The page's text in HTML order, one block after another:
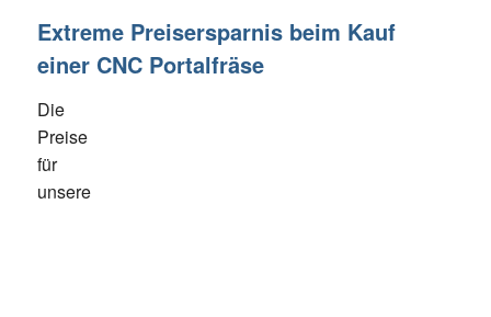
Extreme Preisersparnis beim Kauf
einer CNC Portalfräse
Die
Preise
für
unsere